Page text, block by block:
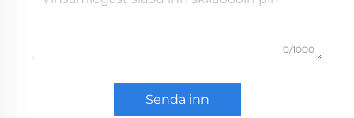
0/1000
Senda inn